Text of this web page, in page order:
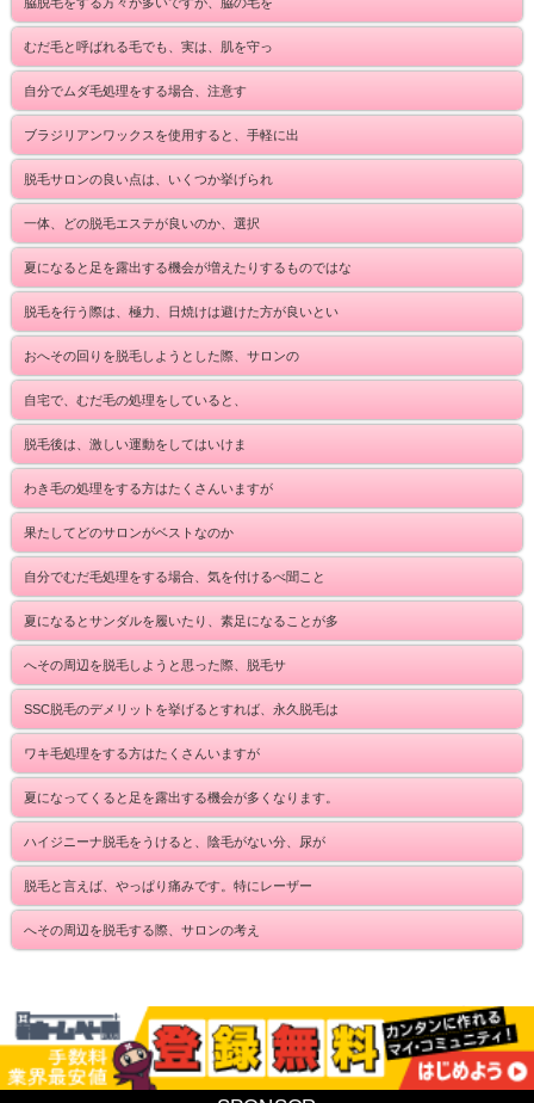
むだ毛と呼ばれる毛でも、実は、肌を守っ
自分でムダ毛処理をする場合、注意す
ブラジリアンワックスを使用すると、手軽に出
脱毛サロンの良い点は、いくつか挙げられ
一体、どの脱毛エステが良いのか、選択
夏になると足を露出する機会が増えたりするものではな
脱毛を行う際は、極力、日焼けは避けた方が良いとい
おへその回りを脱毛しようとした際、サロンの
自宅で、むだ毛の処理をしていると、
脱毛後は、激しい運動をしてはいけま
わき毛の処理をする方はたくさんいますが
果たしてどのサロンがベストなのか
自分でむだ毛処理をする場合、気を付けるべ聞こと
夏になるとサンダルを履いたり、素足になることが多
へその周辺を脱毛しようと思った際、脱毛サ
SSC脱毛のデメリットを挙げるとすれば、永久脱毛は
ワキ毛処理をする方はたくさんいますが
夏になってくると足を露出する機会が多くなります。
ハイジニーナ脱毛をうけると、陰毛がない分、尿が
脱毛と言えば、やっぱり痛みです。特にレーザー
へその周辺を脱毛する際、サロンの考え
Copyright (C) 2014 ミュゼ横浜ららぽーと店《ネット予約限定》お得なキャンペー
ン！ All Rights Reserved.